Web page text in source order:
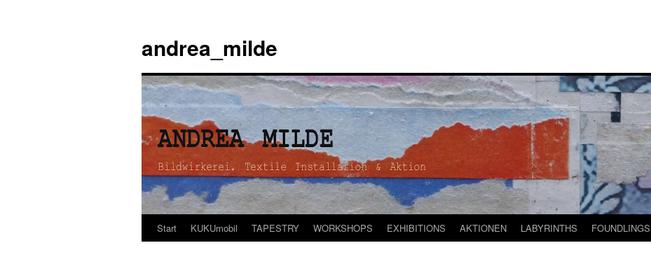
andrea_milde
ZumStart KUKUmobil TAPESTRY WORKSHOPS EXHIBITIONS AKTIONEN LABYRINTHS FOUNDLINGS